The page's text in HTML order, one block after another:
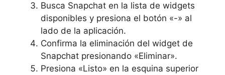
Busca Snapchat en la lista ⁤de widgets
disponibles y presiona el botón⁤ «-» al
lado⁢ de la aplicación.
Confirma la eliminación del widget de
Snapchat presionando «Eliminar».
Presiona «Listo» en la esquina superior